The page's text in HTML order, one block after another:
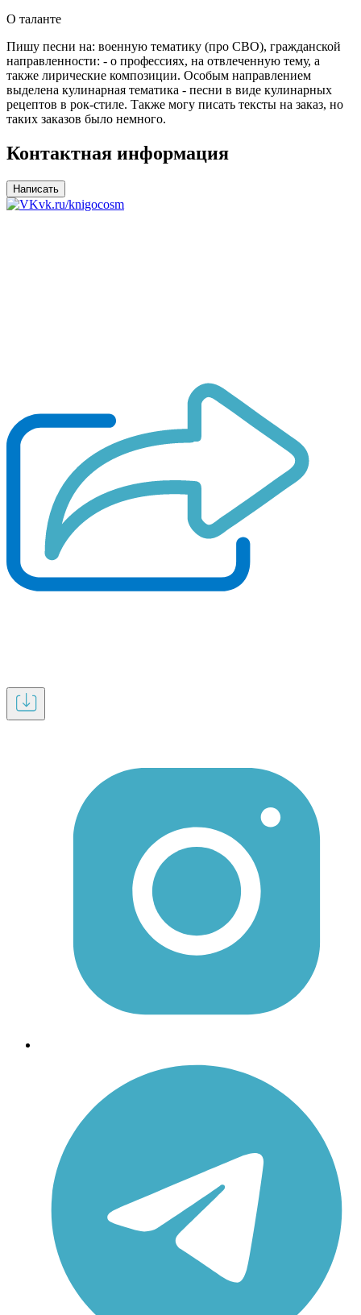
О таланте
Пишу песни на: военную тематику (про СВО), гражданской
направленности: - о профессиях, на отвлеченную тему, а
также лирические композиции. Особым направлением
выделена кулинарная тематика - песни в виде кулинарных
рецептов в рок-стиле. Также могу писать тексты на заказ, но
таких заказов было немного.
Контактная информация
Написать
vk.ru/knigocosm